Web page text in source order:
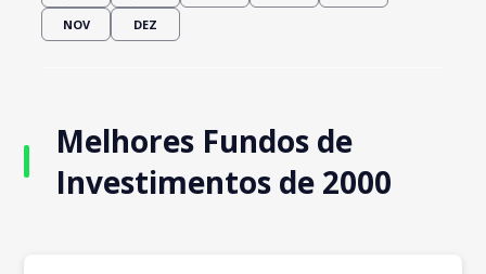
NOV DEZ
Melhores Fundos de
Investimentos de 2000